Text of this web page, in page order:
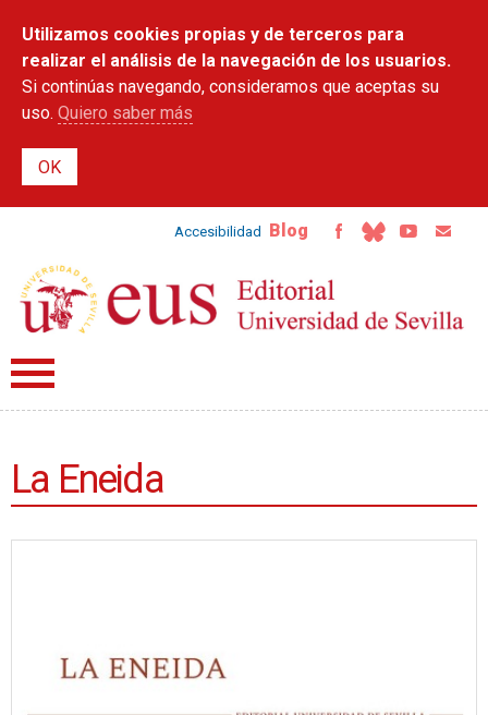
contenido
principal
Utilizamos cookies propias y de terceros para
realizar el análisis de la navegación de los usuarios.
Si continúas navegando, consideramos que aceptas su
uso. Quiero saber más
Accesibilidad Blog
La Eneida